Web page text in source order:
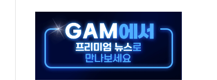
위험수위…숨은 차입이 더 큰 변수"